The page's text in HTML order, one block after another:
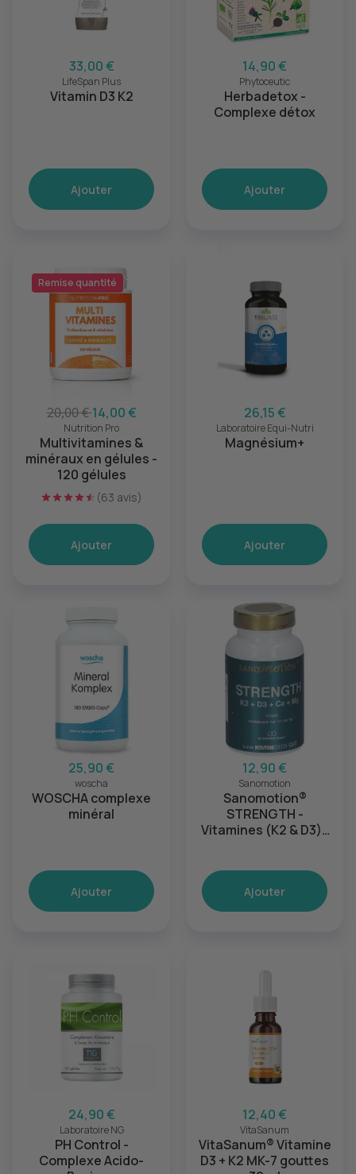
33,00 €
LifeSpan Plus
Vitamin D3 K2
Ajouter
14,90 €
Phytoceutic
Herbadetox -
Complexe détox
Ajouter
Remise quantité
20,00 €14,00 €
Nutrition Pro
Multivitamines &
minéraux en gélules -
120 gélules
(63 avis)
Ajouter
26,15 €
Laboratoire Equi-Nutri
Magnésium+
Ajouter
25,90 €
woscha
WOSCHA complexe
minéral
Ajouter
12,90 €
Sanomotion
Sanomotion®
STRENGTH -
Vitamines (K2 & D3)+
Ajouter
24,90 €
Laboratoire NG
PH Control -
Complexe Acido-
12,40 €
VitaSanum
VitaSanum® Vitamine
D3 + K2 MK-7 gouttes